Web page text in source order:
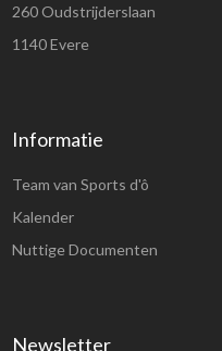
260 Oudstrijderslaan
1140 Evere
Informatie
Team van Sports d'ô
Kalender
Nuttige Documenten
Newsletter